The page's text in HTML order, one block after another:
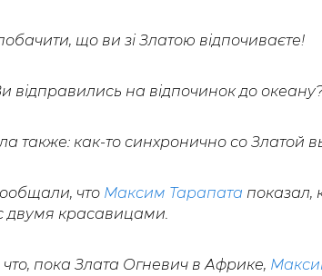
що ви зі Златою відпочиваєте!
відправились на відпочинок до
также: как-то синхронично со Златой
что Максим Тарапата показал,
двумя красавицами.
пока Злата Огневич в Африке,